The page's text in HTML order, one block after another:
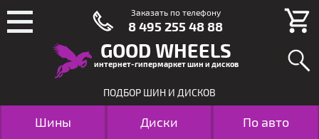
GOOD WHEELS
интернет-гипермаркет шин и дисков
ПОДБОР ШИН И ДИСКОВ
Шины Диски По авто
Заказать по телефону
8 495 255 48 88